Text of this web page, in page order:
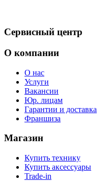
Сервисный центр
О компании
О нас
Услуги
Вакансии
Юр. лицам
Гарантии и доставка
Франшиза
Магазин
Купить технику
Купить аксессуары
Trade-in